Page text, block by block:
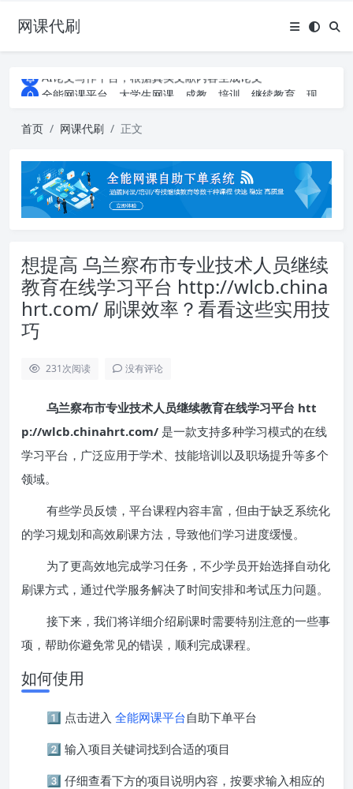
网课代刷
AI论文写作平台，根据真实文献内容生成论文
全能网课平台，大学生网课、成教、培训、继续教育。现已接入代刷代考项目3000+
全能网课平台，大学生网课、成教、培训、继续教育。现已接入代刷代考项目3000+
首页 网课代刷 正文
想提高 乌兰察布市专业技术人员继续
教育在线学习平台 http://wlcb.china
hrt.com/ 刷课效率？看看这些实用技
巧
231次阅读 没有评论
乌兰察布市专业技术人员继续教育在线学习平台 htt
p://wlcb.chinahrt.com/ 是一款支持多种学习模式的在线
学习平台，广泛应用于学术、技能培训以及职场提升等多个
领域。
有些学员反馈，平台课程内容丰富，但由于缺乏系统化
的学习规划和高效刷课方法，导致他们学习进度缓慢。
为了更高效地完成学习任务，不少学员开始选择自动化
刷课方式，通过代学服务解决了时间安排和考试压力问题。
接下来，我们将详细介绍刷课时需要特别注意的一些事
项，帮助你避免常见的错误，顺利完成课程。
如何使用
1️⃣ 点击进入 全能网课平台自助下单平台
2️⃣ 输入项目关键词找到合适的项目
3️⃣ 仔细查看下方的项目说明内容，按要求输入相应的